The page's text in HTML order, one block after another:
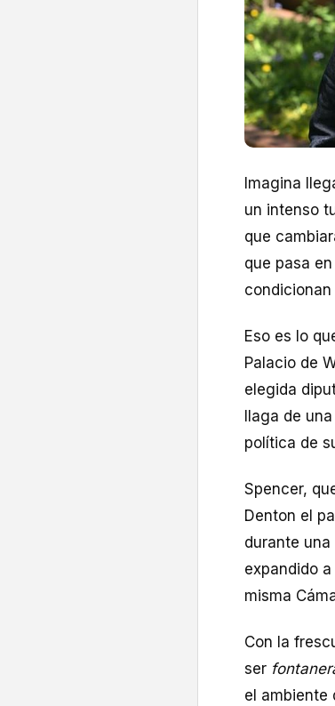
Imagina
un intenso
que
que pasa
Eso es lo
Palacio de
elegida
llaga de
política de
Spencer,
Denton el
durante
expandido
misma
Con la
ser
el ambiente